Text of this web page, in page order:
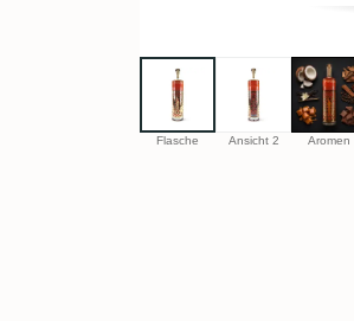
Flasche Ansicht 2 Aromen